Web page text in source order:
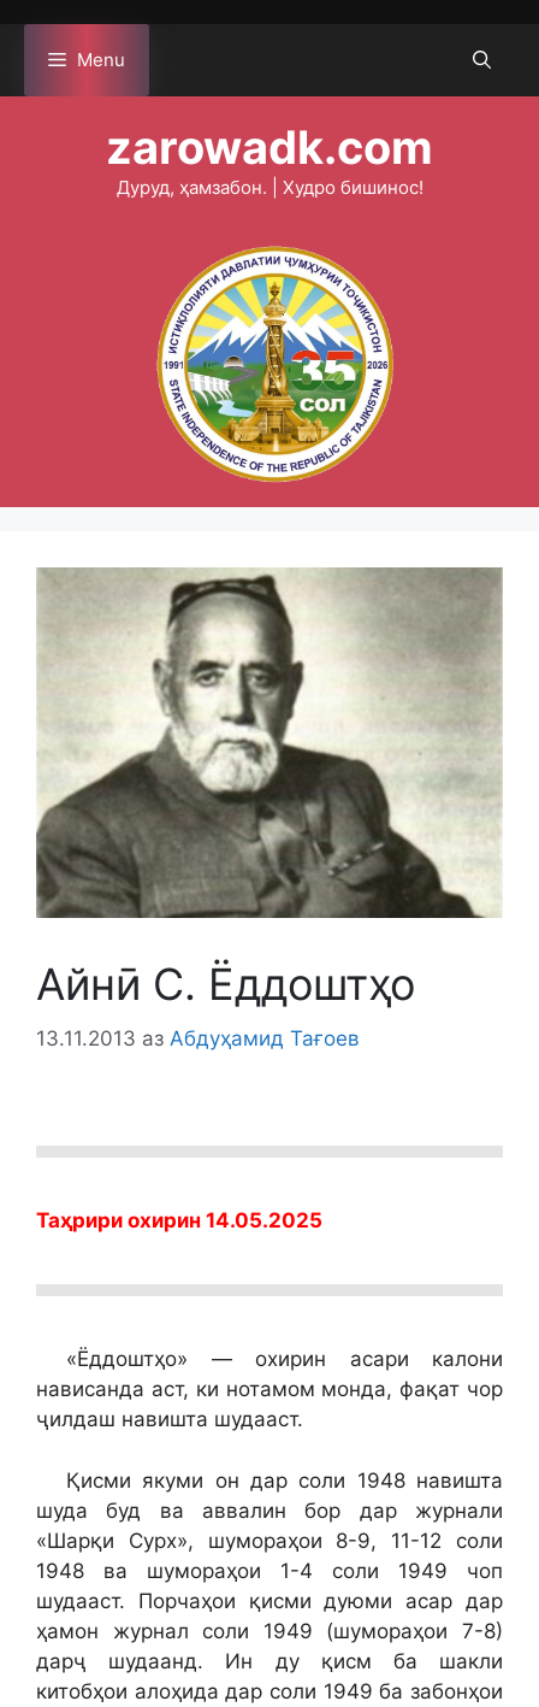
content
Menu
zarowadk.com
Дуруд, ҳамзабон. | Худро бишинос!
Айнӣ С. Ёддоштҳо
13.11.2013 аз Абдуҳамид Тағоев
Таҳрири охирин 14.05.2025
«Ёддоштҳо» — охирин асари калони
нависанда аст, ки нотамом монда, фақат чор
ҷилдаш навишта шудааст.
Қисми якуми он дар соли 1948 навишта
шуда буд ва аввалин бор дар журнали
«Шарқи Сурх», шумораҳои 8-9, 11-12 соли
1948 ва шумораҳои 1-4 соли 1949 чоп
шудааст. Порчаҳои қисми дуюми асар дар
ҳамон журнал соли 1949 (шумораҳои 7-8)
дарҷ шудаанд. Ин ду қисм ба шакли
китобҳои алоҳида дар соли 1949 ба забонҳои